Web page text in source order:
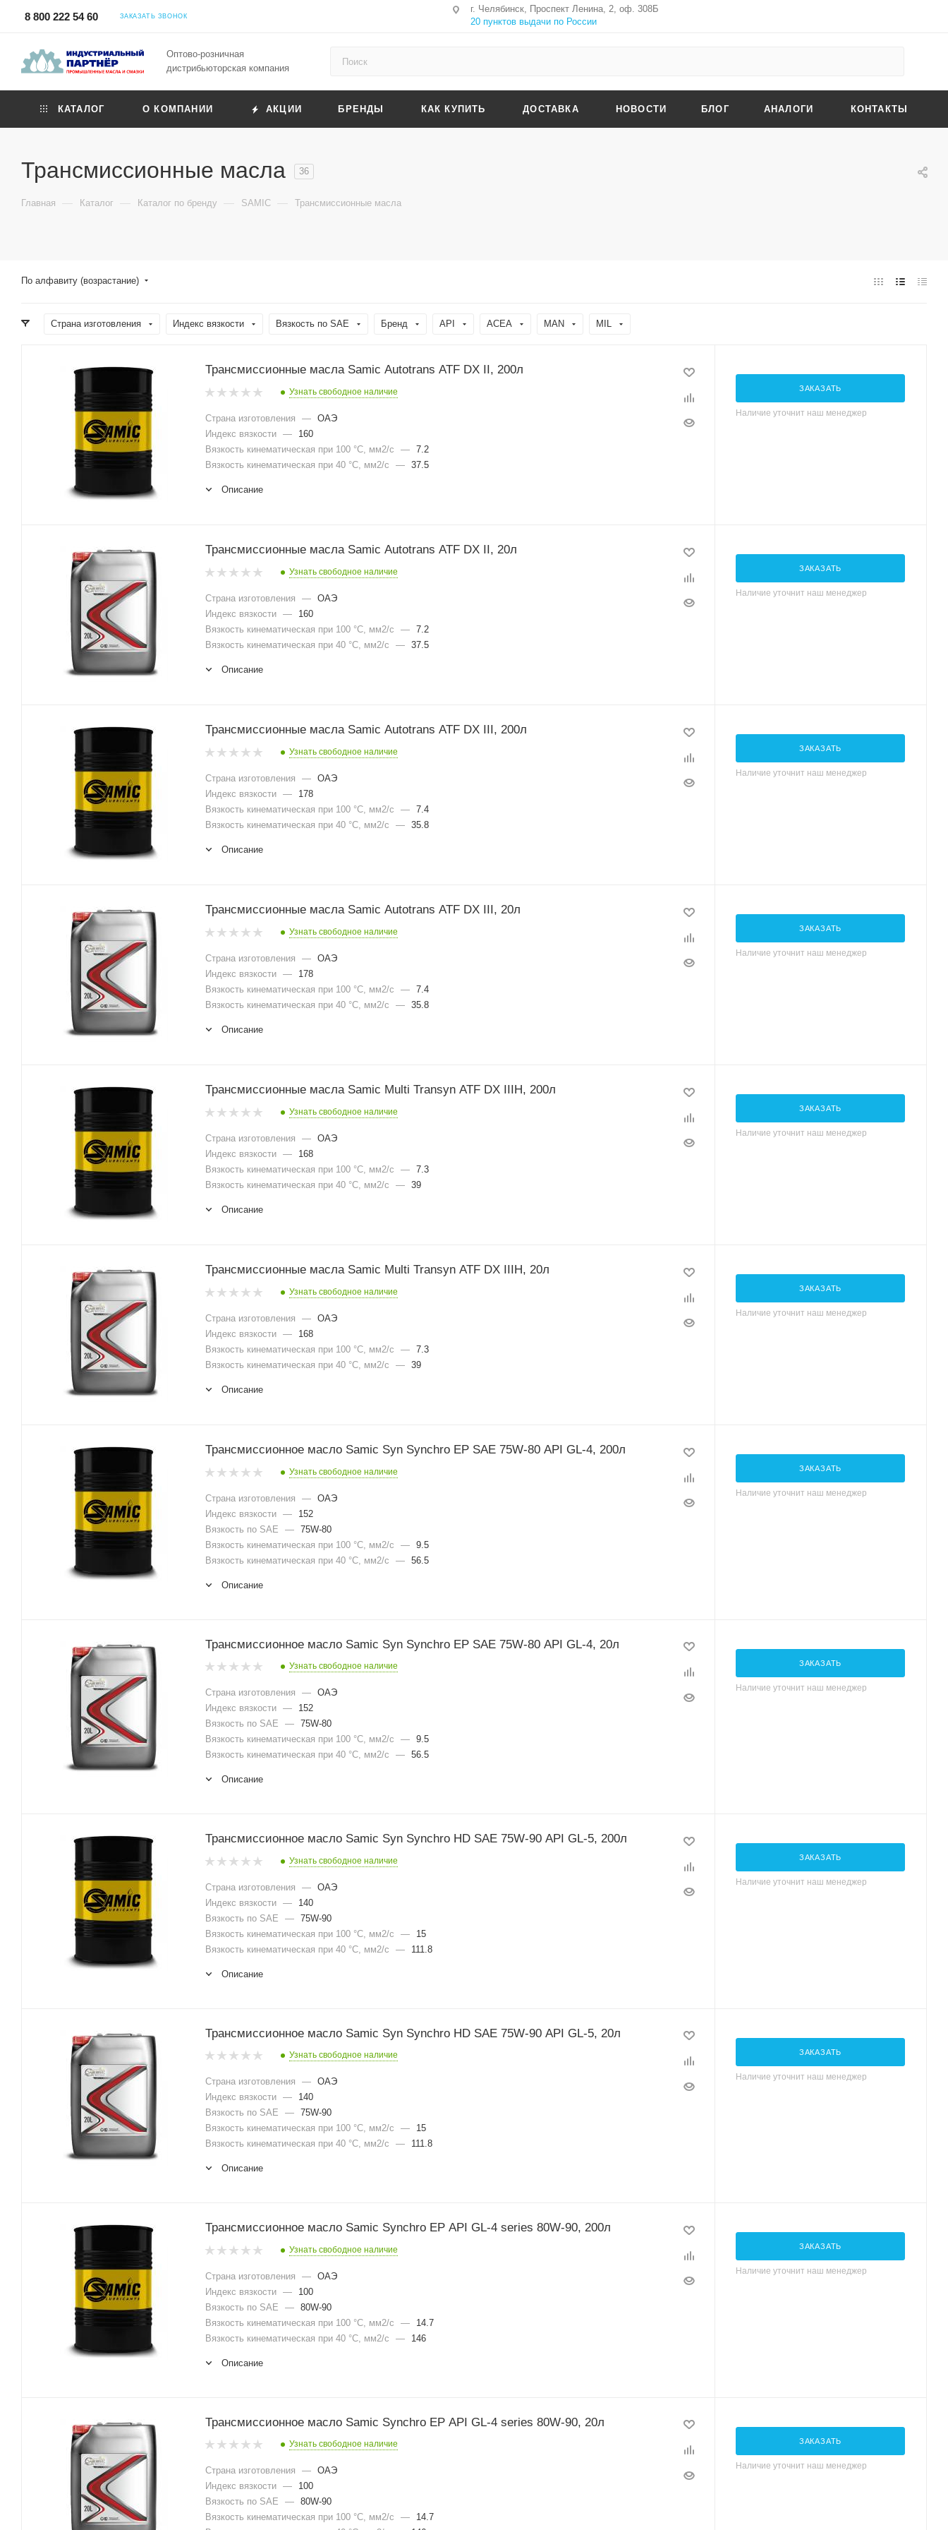
8 800 222 54 60 ЗАКАЗАТЬ ЗВОНОК
г. Челябинск, Проспект Ленина, 2, оф. 308Б
20 пунктов выдачи по России
Оптово-розничная
дистрибьюторская компания
КАТАЛОГ О КОМПАНИИ АКЦИИ БРЕНДЫ КАК КУПИТЬ ДОСТАВКА НОВОСТИ БЛОГ АНАЛОГИ КОНТАКТЫ
Трансмиссионные масла 36
Главная — Каталог — Каталог по бренду — SAMIC — Трансмиссионные масла
По алфавиту (возрастание)
Страна изготовления Индекс вязкости Вязкость по SAE Бренд API ACEA MAN MIL
Трансмиссионные масла Samic Autotrans ATF DX II, 200л
Узнать свободное наличие
Страна изготовления — ОАЭ
Индекс вязкости —
160
Вязкость кинематическая при 100 °С, мм2/с
— 7.2
Вязкость кинематическая при 40 °С, мм2/с
— 37.5
Описание
ЗАКАЗАТЬ
Наличие уточнит наш менеджер
Трансмиссионные масла Samic Autotrans ATF DX II, 20л
Узнать свободное наличие
Страна изготовления — ОАЭ
Индекс вязкости —
160
Вязкость кинематическая при 100 °С, мм2/с
— 7.2
Вязкость кинематическая при 40 °С, мм2/с
— 37.5
Описание
ЗАКАЗАТЬ
Наличие уточнит наш менеджер
Трансмиссионные масла Samic Autotrans ATF DX III, 200л
Узнать свободное наличие
Страна изготовления — ОАЭ
Индекс вязкости —
178
Вязкость кинематическая при 100 °С, мм2/с
— 7.4
Вязкость кинематическая при 40 °С, мм2/с
— 35.8
Описание
ЗАКАЗАТЬ
Наличие уточнит наш менеджер
Трансмиссионные масла Samic Autotrans ATF DX III, 20л
Узнать свободное наличие
Страна изготовления — ОАЭ
Индекс вязкости —
178
Вязкость кинематическая при 100 °С, мм2/с
— 7.4
Вязкость кинематическая при 40 °С, мм2/с
— 35.8
Описание
ЗАКАЗАТЬ
Наличие уточнит наш менеджер
Трансмиссионные масла Samic Multi Transyn ATF DX IIIH, 200л
Узнать свободное наличие
Страна изготовления — ОАЭ
Индекс вязкости —
168
Вязкость кинематическая при 100 °С, мм2/с
— 7.3
Вязкость кинематическая при 40 °С, мм2/с
— 39
Описание
ЗАКАЗАТЬ
Наличие уточнит наш менеджер
Трансмиссионные масла Samic Multi Transyn ATF DX IIIH, 20л
Узнать свободное наличие
Страна изготовления — ОАЭ
Индекс вязкости —
168
Вязкость кинематическая при 100 °С, мм2/с
— 7.3
Вязкость кинематическая при 40 °С, мм2/с
— 39
Описание
ЗАКАЗАТЬ
Наличие уточнит наш менеджер
Трансмиссионное масло Samic Syn Synchro EP SAE 75W-80 API GL-4, 200л
Узнать свободное наличие
Страна изготовления — ОАЭ
Индекс вязкости —
152
Вязкость по SAE
— 75W-80
Вязкость кинематическая при 100 °С, мм2/с
— 9.5
Вязкость кинематическая при 40 °С, мм2/с
— 56.5
Описание
ЗАКАЗАТЬ
Наличие уточнит наш менеджер
Трансмиссионное масло Samic Syn Synchro EP SAE 75W-80 API GL-4, 20л
Узнать свободное наличие
Страна изготовления — ОАЭ
Индекс вязкости —
152
Вязкость по SAE
— 75W-80
Вязкость кинематическая при 100 °С, мм2/с
— 9.5
Вязкость кинематическая при 40 °С, мм2/с
— 56.5
Описание
ЗАКАЗАТЬ
Наличие уточнит наш менеджер
Трансмиссионное масло Samic Syn Synchro HD SAE 75W-90 API GL-5, 200л
Узнать свободное наличие
Страна изготовления — ОАЭ
Индекс вязкости —
140
Вязкость по SAE
— 75W-90
Вязкость кинематическая при 100 °С, мм2/с
—
15
Вязкость кинематическая при 40 °С, мм2/с
— 111.8
Описание
ЗАКАЗАТЬ
Наличие уточнит наш менеджер
Трансмиссионное масло Samic Syn Synchro HD SAE 75W-90 API GL-5, 20л
Узнать свободное наличие
Страна изготовления — ОАЭ
Индекс вязкости —
140
Вязкость по SAE
— 75W-90
Вязкость кинематическая при 100 °С, мм2/с
—
15
Вязкость кинематическая при 40 °С, мм2/с
— 111.8
Описание
ЗАКАЗАТЬ
Наличие уточнит наш менеджер
Трансмиссионное масло Samic Synchro EP API GL-4 series 80W-90, 200л
Узнать свободное наличие
Страна изготовления — ОАЭ
Индекс вязкости —
100
Вязкость по SAE
— 80W-90
Вязкость кинематическая при 100 °С, мм2/с
—
14.7
Вязкость кинематическая при 40 °С, мм2/с
— 146
Описание
ЗАКАЗАТЬ
Наличие уточнит наш менеджер
Трансмиссионное масло Samic Synchro EP API GL-4 series 80W-90, 20л
Узнать свободное наличие
Страна изготовления — ОАЭ
Индекс вязкости —
100
Вязкость по SAE
— 80W-90
Вязкость кинематическая при 100 °С, мм2/с
—
14.7
ЗАКАЗАТЬ
Наличие уточнит наш менеджер